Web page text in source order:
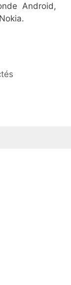
Android,